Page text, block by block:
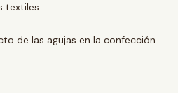
textiles
de las agujas en la confección